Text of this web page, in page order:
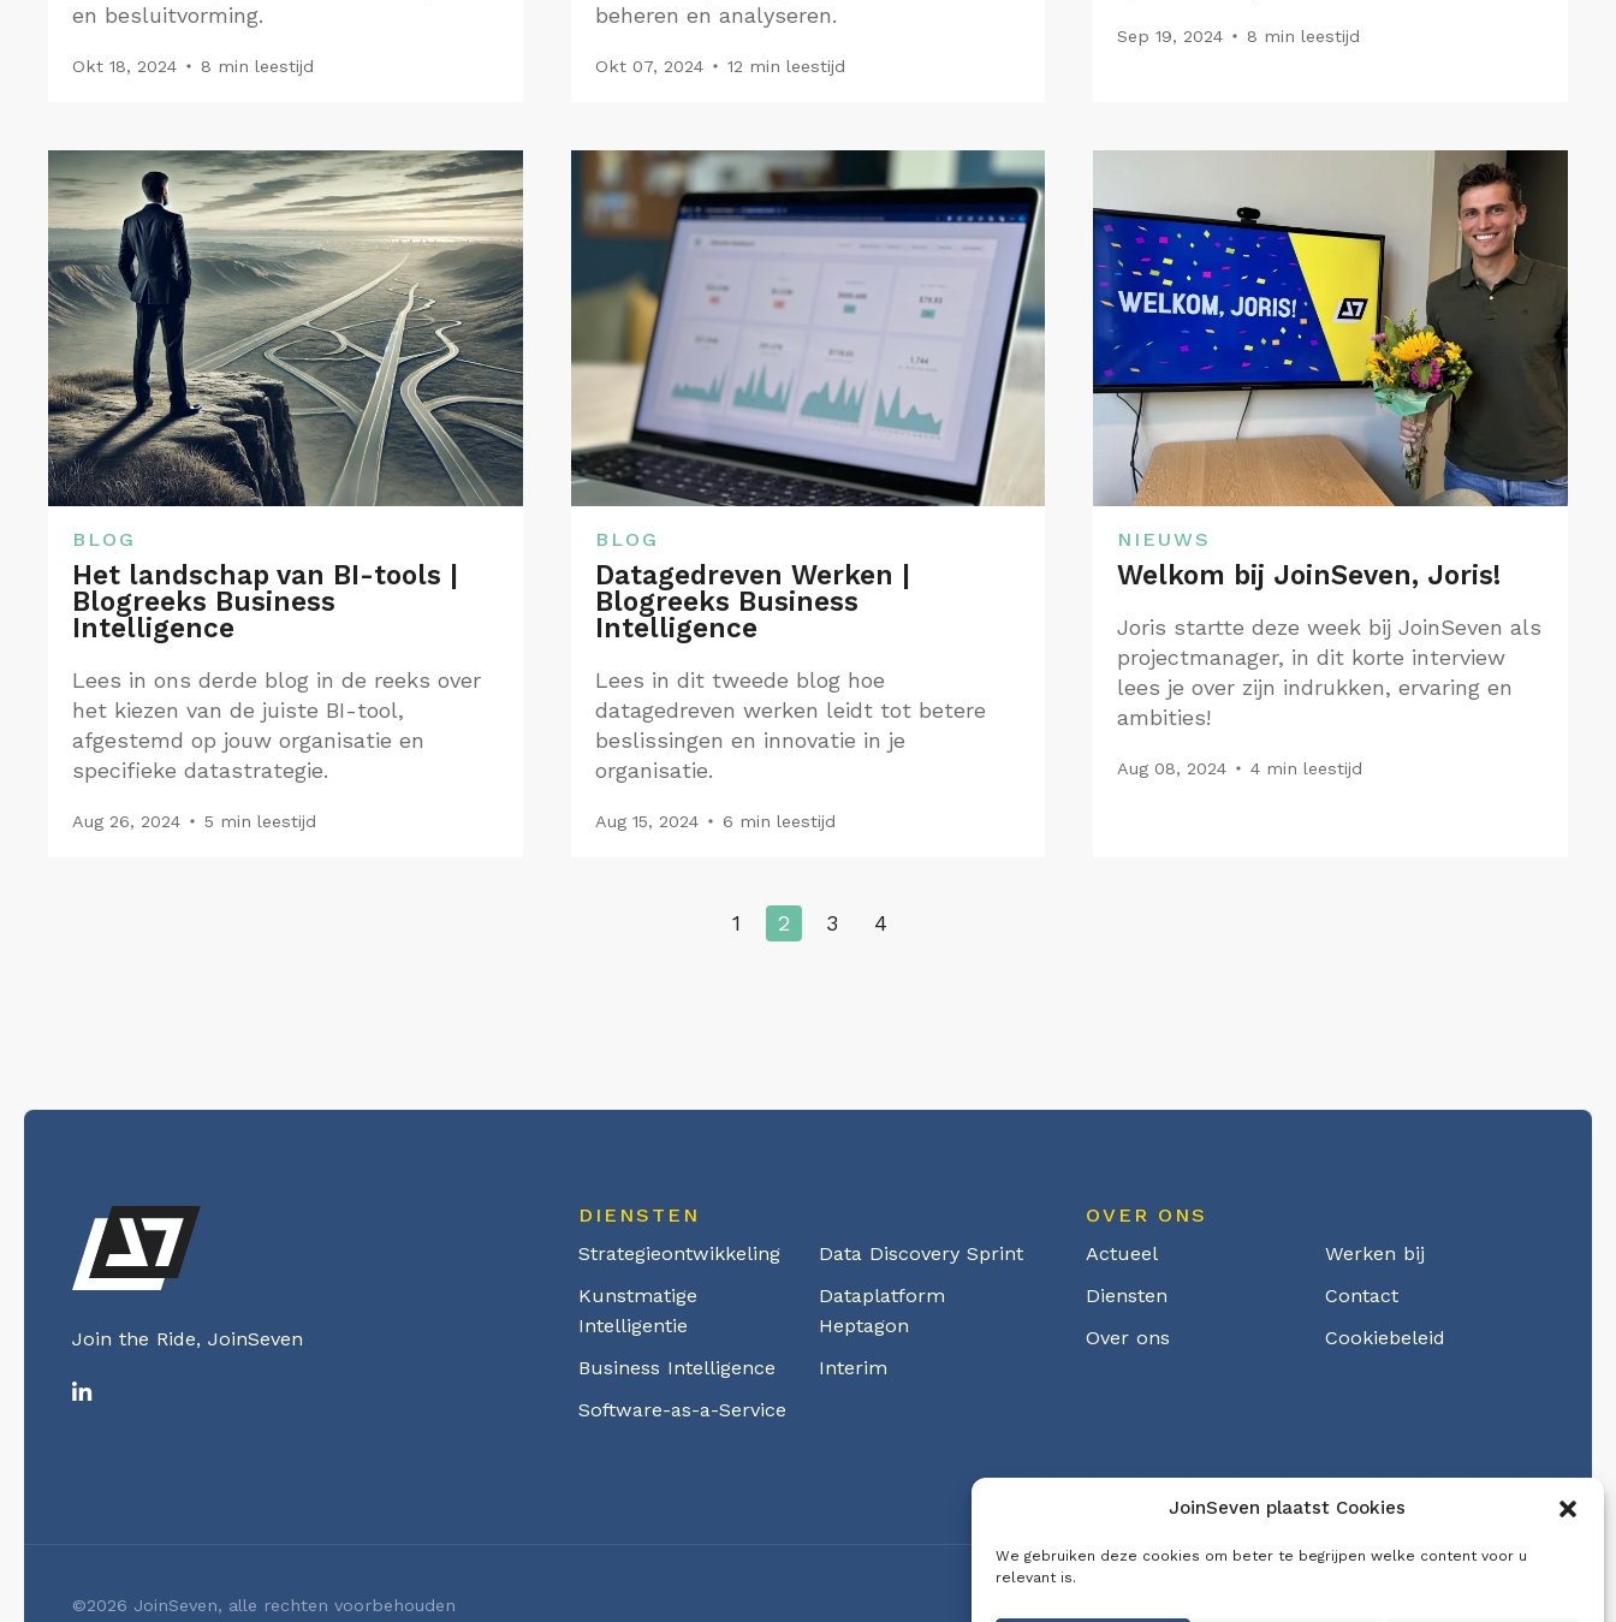
JoinSeven plaatst Cookies
We gebruiken deze cookies om beter te begrijpen welke content voor u
relevant is.
en besluitvorming.
Okt 18, 2024 8 min leestijd
beheren en analyseren.
Okt 07, 2024 12 min leestijd
Sep 19, 2024 8 min leestijd
BLOG
Het landschap van BI-tools |
Blogreeks Business
Intelligence
Lees in ons derde blog in de reeks over
het kiezen van de juiste BI-tool,
afgestemd op jouw organisatie en
specifieke datastrategie.​
Aug 26, 2024 5 min leestijd
BLOG
Datagedreven Werken |
Blogreeks Business
Intelligence
Lees in dit tweede blog hoe
datagedreven werken leidt tot betere
beslissingen en innovatie in je
organisatie.
Aug 15, 2024 6 min leestijd
NIEUWS
Welkom bij JoinSeven, Joris!
Joris startte deze week bij JoinSeven als
projectmanager, in dit korte interview
lees je over zijn indrukken, ervaring en
ambities!
Aug 08, 2024 4 min leestijd
1 2 3 4
Join the Ride, JoinSeven
DIENSTEN
Strategieontwikkeling
Kunstmatige
Intelligentie
Business Intelligence
Software-as-a-Service
Data Discovery Sprint
Dataplatform
Heptagon
Interim
OVER ONS
Actueel
Diensten
Over ons
Werken bij
Contact
Cookiebeleid
©2026 JoinSeven, alle rechten voorbehouden